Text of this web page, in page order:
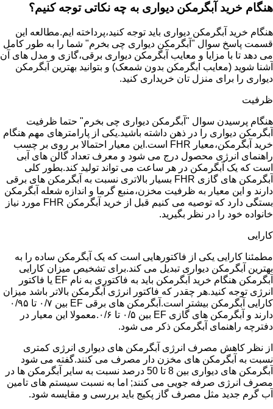
هنگام خرید آبگرمکن دیواری به چه نکاتی توجه کنیم؟
هنگام خرید آبگرمکن دیواری باید توجه کنید،پرداخته ایم.مطالعه این
قسمت پاسخ سوال "آبگرمکن دیواری چی بخرم" شما را به طور کامل
می دهد تا با مزایا و معایب آبگرمکن دیواری برقی،گازی و مدل های آن
آشنا شوید (معایب ابگرمکن بدون شمعک) و بتوانید بهترین آبگرمکن
دیواری را برای منزل تان خریداری کنید.
ظرفیت
هنگام پرسیدن سوال "آبگرمکن دیواری چی بخرم" حتما ظرفیت
آبگرمکن دیواری را در ذهن داشته باشید.یکی از پارامترهای مهم هنگام
خرید آبگرمکن،معیار FHR است.این معیار احتمالا بر روی بر چسب
راهنمای انرژی محصول درج می شود و معرف تعداد گالن های آبی
است که یک آبگرمکن در هر ساعت می تواند تولید کند.بطور کلی
آبگرمکن های گازی FHR بسیار بالاتری نسبت به آبگرمکن های برقی
دارند و این معیار به ظرفیت مخزن،منبع گرما و اندازه شعله آبگرمکن
بستگی دارد که توصیه می کنیم قبل از خرید آبگرمکن FHR مورد نیاز
خانواده خود را در نظر بگیرید.
کارایی
مطمئنا کارایی یکی از فاکتورهایی است که یک آبگرمکن ساده را به
بهترین آبگرمکن دیواری تبدیل می کند.برای تشخیص میزان کارایی
آبگرمکن هنگام خرید آبگرمکن باید به فاکتوری به نام EF یا فاکتور
انرژی توجه کنید.هر چقدر که فاکتور انرژی آبگرمکن بالاتر باشد میزان
کارایی آبگرمکن بیشتر است.آبگرمکن های برقی EF بین ۰/۷ تا ۰/۹۵
دارند و آبگرمکن های گازی EF بین ۰/۵ تا ۰/۶.معمولا این معیار در
دفترچه راهنمای آبگرمکن ذکر می شود.
از نظر کاهش مصرف انرژی آبگرمکن های دیواری انرژی کمتری
نسبت به آبگرمکن های مخزن دار مصرف می کنند.گفته می شود
آبگرمکن های دیواری بین 8 تا 50 درصد نسبت به سایر آبگرمکن ها در
مصرف انرژی صرفه جویی می کنند; اما به نسبت سیستم های تامین
آب گرم جدید مثل مصرف گاز پکیج باید بررسی و مقایسه شود.